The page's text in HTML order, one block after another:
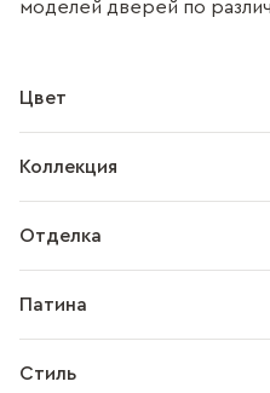
моделей дверей по
Цвет
Коллекция
Отделка
Патина
Стиль